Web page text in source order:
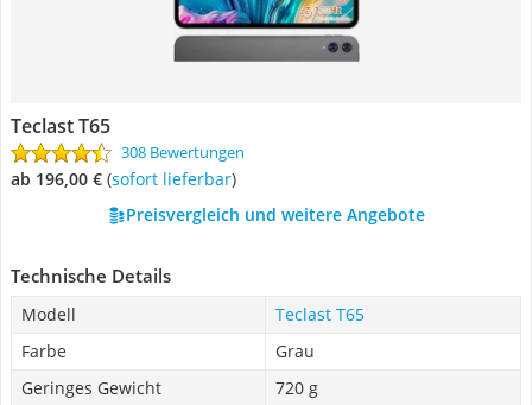
Teclast T65
308 Bewertungen
ab 196,00 € ( Sofort lieferbar)
Preisvergleich und weitere Angebote
Technische Details
Modell
Teclast T65
Farbe
Grau
Geringes Gewicht
720 g